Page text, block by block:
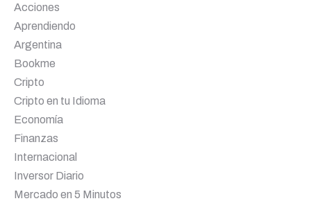
Acciones
Aprendiendo
Argentina
Bookme
Cripto
Cripto en tu Idioma
Economía
Finanzas
Internacional
Inversor Diario
Mercado en 5 Minutos